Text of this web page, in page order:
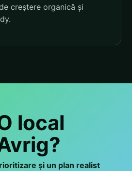
creștere organică și
local
și un plan realist